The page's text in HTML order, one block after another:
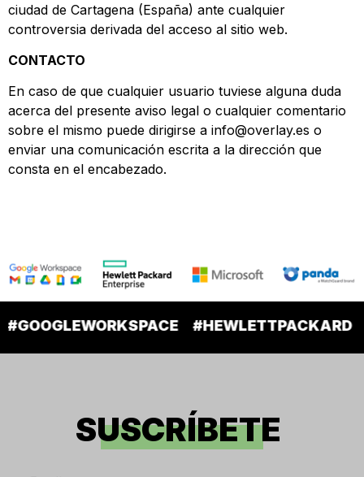
ciudad de Cartagena (España) ante cualquier
controversia derivada del acceso al sitio web.
CONTACTO
En caso de que cualquier usuario tuviese alguna duda
acerca del presente aviso legal o cualquier comentario
sobre el mismo puede dirigirse a info@overlay.es o
enviar una comunicación escrita a la dirección que
consta en el encabezado.
#HEWLETTPACKARD
SUSCRÍBETE